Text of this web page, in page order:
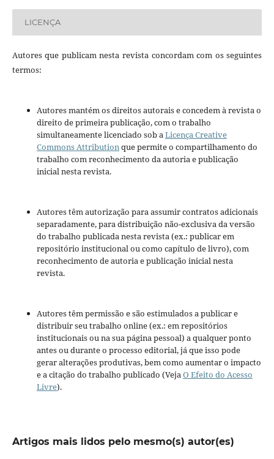
LICENÇA
Autores que publicam nesta revista concordam com os seguintes
termos:
Autores mantém os direitos autorais e concedem à revista o
direito de primeira publicação, com o trabalho
simultaneamente licenciado sob aLicença Creative
Commons Attributionque permite o compartilhamento do
trabalho com reconhecimento da autoria e publicação
inicial nesta revista.
Autores têm autorização para assumir contratos adicionais
separadamente, para distribuição não-exclusiva da versão
do trabalho publicada nesta revista (ex.: publicar em
repositório institucional ou como capítulo de livro), com
reconhecimento de autoria e publicação inicial nesta
revista.
Autores têm permissão e são estimulados a publicar e
distribuir seu trabalho online (ex.: em repositórios
institucionais ou na sua página pessoal) a qualquer ponto
antes ou durante o processo editorial, já que isso pode
gerar alterações produtivas, bem como aumentar o impacto
e a citação do trabalho publicado (VejaO Efeito do Acesso
Livre).
Artigos mais lidos pelo mesmo(s) autor(es)